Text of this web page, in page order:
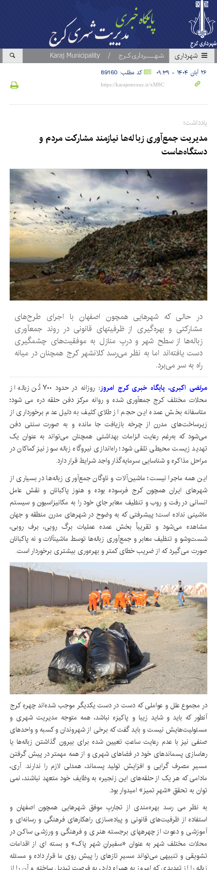
شهرداری
۲۶ آبان ۱۴۰۴ - ۰۹:۳۹ کد مطلب: 89160
یادداشت؛
مدیریت جمع‌آوری زباله‌ها نیازمند مشارکت مردم و
دستگاه‌هاست
در حالی که شهرهایی همچون اصفهان با اجرای طرح‌های
مشارکتی و بهره‌گیری از ظرفیتهای قانونی در روند جمعآوری
زباله‌ها از سطح شهر و دربِ منازل به موفقیت‌های چشمگیری
دست یافته‌اند اما به نظر می‌رسد کلانشهر کرج همچنان در میانه
راه به سر می‌برد.
مرتضی اکبری،پایگاه خبری کرج امروز:
روزانه در حدود ۷۰۰ تُن زباله از
محلات مختلف کرج جمعآوری شده و روانه مرکز دفن حلقه دره می شود؛
متاسفانه بخش عمده این حجم از طلایِ کثیف به دلیل عدم برخورداری از
زیرساخت‌های مدرن از چرخه بازیافت جا مانده و به صورت سنتی دفن
می‌شود که به‌رغم رعایت الزامات بهداشتی همچنان می‌تواند به عنوان یک
تهدید زیست محیطی تلقی شود؛ راه‌اندازی نیروگاه زباله سوز نیز کماکان در
مراحل مذاکره و شناسایی سرمایه‌گذار واجد شرایط قرار دارد.
این همه ماجرا نیست؛ ماشین‌آلات و ناوگان جمع‌آوری زباله‌ها در بسیاری از
شهرهای ایران همچون کرج فرسوده بوده و هنوز پاکبانان و نقش عامل
انسانی در رفت و روب و تنظیف معابر جایِ خود را به مکانیزاسیون و سیستم
ماشینی نداده است؛ پیشرفتی که به وضوح در شهرهای مدرن منطقه و جهان
مشاهده می‌شود و تقریبأ بخش عمده عملیات برگ روبی، برف روبی،
شست‌وشو و تنظیف معابر و جمع‌آوری زباله‌ها توسط ماشینآلات و نه پاکبانان
صورت می‌گیرد که از ضریب خطای کمتر و بهره‌وری بیشتری برخوردار است.
در مجموع علل و عواملی که دست در دست یکدیگر موجب شده‌اند چهرهِ کرج
آنطور که باید و شاید زیبا و پاکیزه نباشد، همه متوجه مدیریت شهری و
مسئولیت‌هایش نیست و باید گفت که برخی از شهروندان و کسبه و واحدهای
صنفی نیز با عدم رعایت ساعتِ تعیین شده برای بیرون گذاشتن زباله‌ها یا
رهاسازی پسماندهای خود در فضاهای شهری و از همه مهمتر در پیش گرفتن
مسیرِ مصرف گرایی و افزایش تولید پسماند، همدلی لازم را ندارند. آری،
مادامی که هر یک از حلقه‌های این زنجیره به وظایف خود متعهد نباشند، نمی
توان به تحققِ «شهرِ تمیز» امیدوار بود.
به نظر می رسد بهره‌مندی از تجاربِ موفق شهرهایی همچون اصفهان و
استفاده از ظرفیت‌های قانونی و پیاده‌سازی راهکارهای فرهنگی و رسانه‌ای و
آموزشی و دعوت از چهرههای برجسته هنری و فرهنگی و ورزشی ساکن در
محلات مختلف شهر به عنوان «سفیرانِ شهر پاک» و بسته ای از اقدامات
تشویقی و تنبیهی می‌تواند مسیرِ تازهای را پیش روی ما قرار داده و مسئله